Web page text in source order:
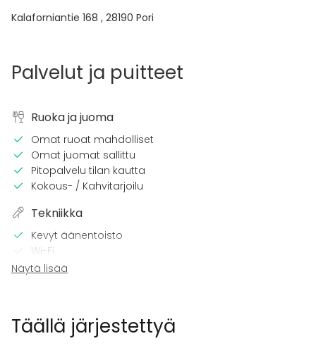
Kalaforniantie 168 , 28190 Pori
Palvelut ja puitteet
Ruoka ja juoma
Omat ruoat mahdolliset
Omat juomat sallittu
Pitopalvelu tilan kautta
Kokous- / Kahvitarjoilu
Tekniikka
Kevyt äänentoisto
Wi-Fi
TV
Terassi
Sauna
Näytä lisää
Täällä järjestettyä